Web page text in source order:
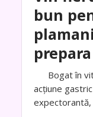
bun
prepara
Bogat în
acțiune
expectorantă,